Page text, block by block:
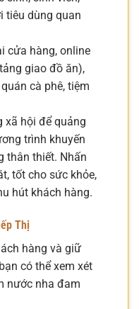
tiêu dùng quan
cửa hàng, online
giao đồ ăn),
cà phê, tiệm
xã hội để quảng
trình khuyến
thân thiết. Nhấn
tốt cho sức khỏe,
hút khách hàng.
Thị
hàng và giữ
có thể xem xét
nước nha đam